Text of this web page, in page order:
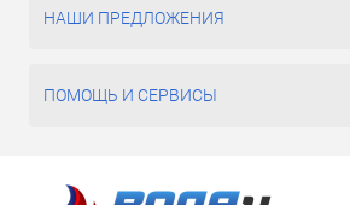
НАШИ ПРЕДЛОЖЕНИЯ
ПОМОЩЬ И СЕРВИСЫ